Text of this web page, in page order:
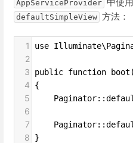
AppServiceProvider
defaultSimpleView 方法：
1 use
2
3
public function
4 {
5
6
7
8 }